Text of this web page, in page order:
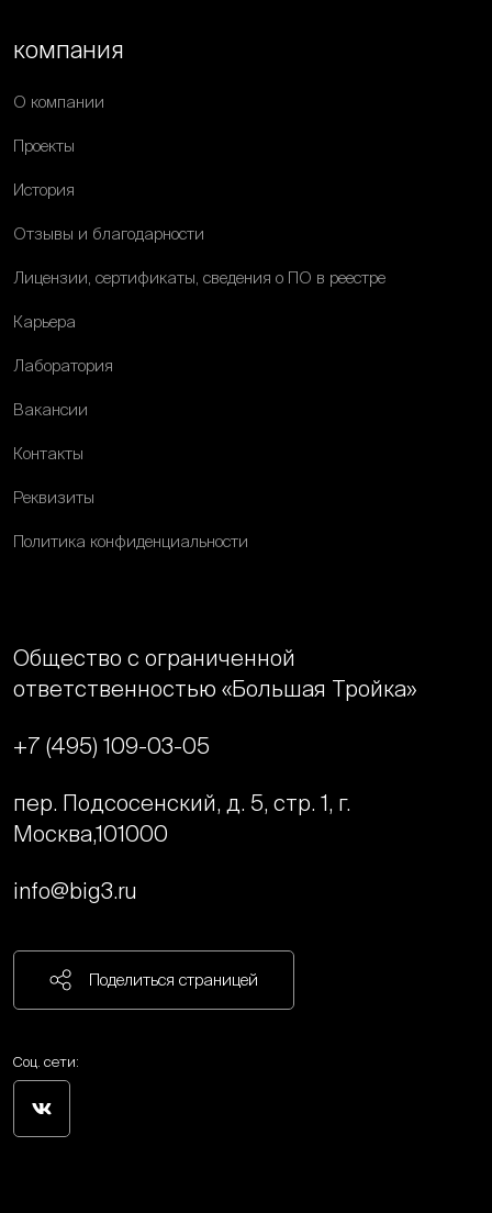
компания
О компании
Проекты
История
Отзывы и благодарности
Лицензии, сертификаты, сведения о ПО в реестре
Карьера
Лаборатория
Вакансии
Контакты
Реквизиты
Политика конфиденциальности
Общество с ограниченной
ответственностью «Большая Тройка»
+7 (495) 109-03-05
пер. Подсосенский, д. 5, стр. 1, г.
Москва,101000
info@big3.ru
Поделиться страницей
Соц. сети: